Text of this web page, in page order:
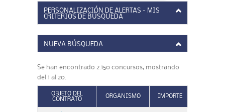
PERSONALIZACIÓN DE ALERTAS - MIS
CRITERIOS DE BÚSQUEDA
NUEVA BÚSQUEDA
Se han encontrado 2.150 concursos, mostrando
del 1 al 20.
OBJETO DEL
CONTRATO
ORGANISMO IMPORTE